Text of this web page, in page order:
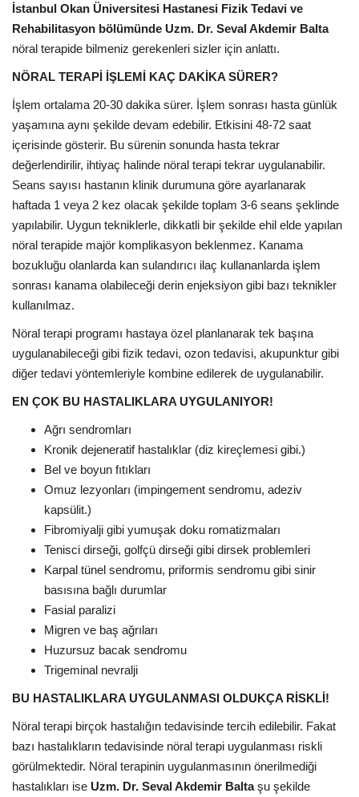
İstanbul Okan Üniversitesi Hastanesi Fizik Tedavi ve
Rehabilitasyon bölümünde Uzm. Dr. Seval Akdemir Balta
nöral terapide bilmeniz gerekenleri sizler için anlattı.
NÖRAL TERAPİ İŞLEMİ KAÇ DAKİKA SÜRER?
İşlem ortalama 20-30 dakika sürer. İşlem sonrası hasta günlük
yaşamına aynı şekilde devam edebilir. Etkisini 48-72 saat
içerisinde gösterir. Bu sürenin sonunda hasta tekrar
değerlendirilir, ihtiyaç halinde nöral terapi tekrar uygulanabilir.
Seans sayısı hastanın klinik durumuna göre ayarlanarak
haftada 1 veya 2 kez olacak şekilde toplam 3-6 seans şeklinde
yapılabilir. Uygun tekniklerle, dikkatli bir şekilde ehil elde yapılan
nöral terapide majör komplikasyon beklenmez. Kanama
bozukluğu olanlarda kan sulandırıcı ilaç kullananlarda işlem
sonrası kanama olabileceği derin enjeksiyon gibi bazı teknikler
kullanılmaz.
Nöral terapi programı hastaya özel planlanarak tek başına
uygulanabileceği gibi fizik tedavi, ozon tedavisi, akupunktur gibi
diğer tedavi yöntemleriyle kombine edilerek de uygulanabilir.
EN ÇOK BU HASTALIKLARA UYGULANIYOR!
Ağrı sendromları
Kronik dejeneratif hastalıklar (diz kireçlemesi gibi.)
Bel ve boyun fıtıkları
Omuz lezyonları (impingement sendromu, adeziv
kapsülit.)
Fibromiyalji gibi yumuşak doku romatizmaları
Tenisci dirseği, golfçü dirseği gibi dirsek problemleri
Karpal tünel sendromu, priformis sendromu gibi sinir
basısına bağlı durumlar
Fasial paralizi
Migren ve baş ağrıları
Huzursuz bacak sendromu
Trigeminal nevralji
BU HASTALIKLARA UYGULANMASI OLDUKÇA RİSKLİ!
Nöral terapi birçok hastalığın tedavisinde tercih edilebilir. Fakat
bazı hastalıkların tedavisinde nöral terapi uygulanması riskli
görülmektedir. Nöral terapinin uygulanmasının önerilmediği
hastalıkları ise Uzm. Dr. Seval Akdemir Baltaşu şekilde